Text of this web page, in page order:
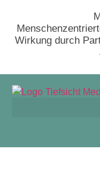
Wirkung durch